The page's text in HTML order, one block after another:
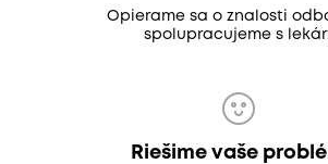
Opierame sa o znalosti
spolupracujeme s
Riešime vaše